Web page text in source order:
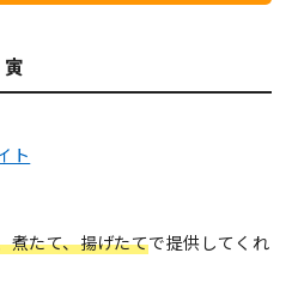
ト
煮たて、揚げたてで提供してくれ